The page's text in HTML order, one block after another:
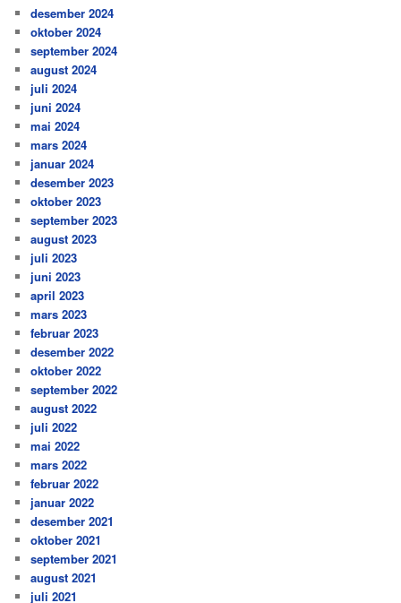
desember 2024
oktober 2024
september 2024
august 2024
juli 2024
juni 2024
mai 2024
mars 2024
januar 2024
desember 2023
oktober 2023
september 2023
august 2023
juli 2023
juni 2023
april 2023
mars 2023
februar 2023
desember 2022
oktober 2022
september 2022
august 2022
juli 2022
mai 2022
mars 2022
februar 2022
januar 2022
desember 2021
oktober 2021
september 2021
august 2021
juli 2021